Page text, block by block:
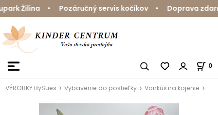
Žilina • Pozáručný servis kočíkov • Doprava
0
VÝROBKY BySues Vybavenie do postieľky Vankúš na kojenie